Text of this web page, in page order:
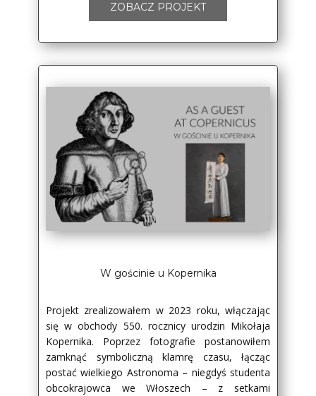
ZOBACZ PROJEKT
W gościnie u Kopernika
Projekt zrealizowałem w 2023 roku, włączając
się w obchody 550. rocznicy urodzin Mikołaja
Kopernika. Poprzez fotografie postanowiłem
zamknąć symboliczną klamrę czasu, łącząc
postać wielkiego Astronoma – niegdyś studenta
obcokrajowca we Włoszech – z setkami